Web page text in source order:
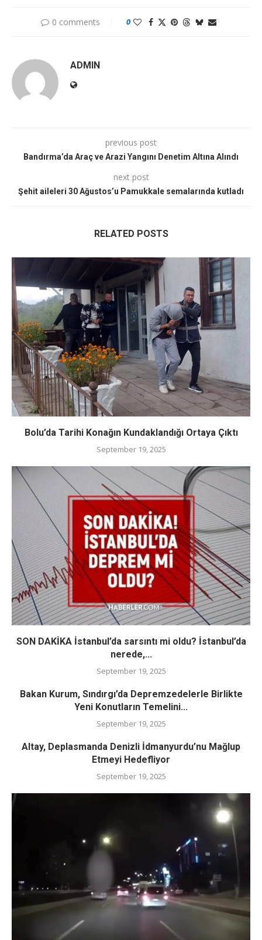
0 comments 0
ADMIN
previous post
Bandırma’da Araç ve Arazi Yangını Denetim Altına Alındı
next post
Şehit aileleri 30 Ağustos’u Pamukkale semalarında kutladı
RELATED POSTS
Bolu’da Tarihi Konağın Kundaklandığı Ortaya Çıktı
September 19, 2025
SON DAKİKA İstanbul’da sarsıntı mi oldu? İstanbul’da
nerede,...
September 19, 2025
Bakan Kurum, Sındırgı’da Depremzedelerle Birlikte
Yeni Konutların Temelini...
September 19, 2025
Altay, Deplasmanda Denizli İdmanyurdu’nu Mağlup
Etmeyi Hedefliyor
September 19, 2025